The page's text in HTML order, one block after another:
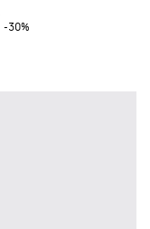
-30%